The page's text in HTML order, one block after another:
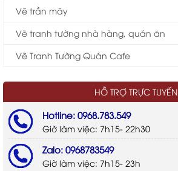
Vẽ trần mây
Vẽ tranh tường nhà hàng, quán ăn
Vẽ Tranh Tường Quán Cafe
HỖ TRỢ TRỰC TUYẾN
Hotline: 0968.783.549
Giờ làm việc: 7h15- 22h30
Zalo: 0968783549
Giờ làm việc: 7h15- 23h